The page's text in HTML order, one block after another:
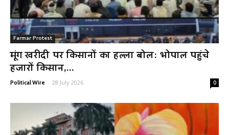
Farmar Protest
मूंग खरीदी पर किसानों का हल्ला बोल: भोपाल पहुंचे
हजारों किसान,...
Political Wire - 28 July 2026 0